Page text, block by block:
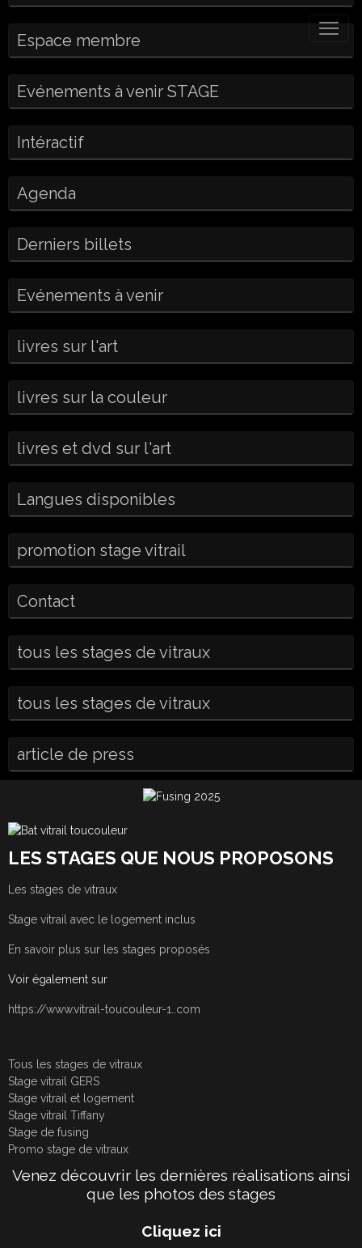
Espace membre
Evénements à venir STAGE
Intéractif
Agenda
Derniers billets
Evénements à venir
livres sur l'art
livres sur la couleur
livres et dvd sur l'art
Langues disponibles
promotion stage vitrail
Contact
tous les stages de vitraux
tous les stages de vitraux
article de press
LES STAGES QUE NOUS PROPOSONS
Les stages de vitraux
Stage vitrail avec le logement inclus
En savoir plus sur les stages proposés
Voir également sur
https://www.vitrail-toucouleur-1..com
Tous les stages de vitraux
Stage vitrail GERS
Stage vitrail et logement
Stage vitrail Tiffany
Stage de fusing
Promo stage de vitraux
Venez découvrir les dernières réalisations ainsi
que les photos des stages
Cliquez ici